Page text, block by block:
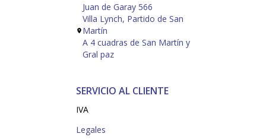
Juan de Garay 566
Villa Lynch, Partido de San
Martín
A 4 cuadras de San Martín y
Gral paz
SERVICIO AL CLIENTE
IVA
Legales